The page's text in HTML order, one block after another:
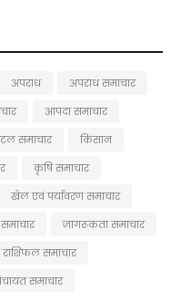
अपराध
अपराध समाचार
आपदा समाचार
समाचार
किसान
कृषि समाचार
खेल एवं पर्यावरण समाचार
जागरूकता समाचार
राशिफल समाचार
समाचार